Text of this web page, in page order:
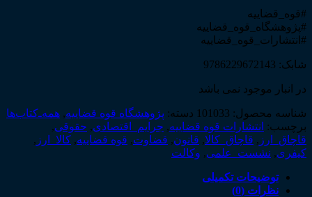
#قوه_قضاییه
#پژوهشگاه_قوه_قضاییه
#انتشارات_قوه_قضاییه
شابک: 9786229672143
در انبار موجود نمی باشد
شناسه محصول: 101033 دسته: پژوهشگاه قوه قضاییه, همه‌ـ‌کتاب‌ها
برچسب: انتشارات قوه قضاییه, جرایم_اقتصادی, حقوقی,
قاچاق_ارز , قاچاق_کالا, قانون, قضاوت, قوه قضاییه, کالا_ارز ,
کیفری, نشست_علمی, وکالت
توضیحات تکمیلی
نظرات (0)